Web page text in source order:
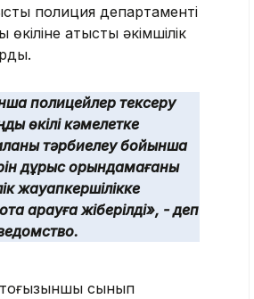
полиция департаменті
қатысты әкімшілік
полицейлер тексеру
өкілі кәмелетке
тәрбиелеу бойынша
дұрыс орындамағаны
жауапкершілікке
қарауға жіберілді», - деп
тоғызыншы сынып